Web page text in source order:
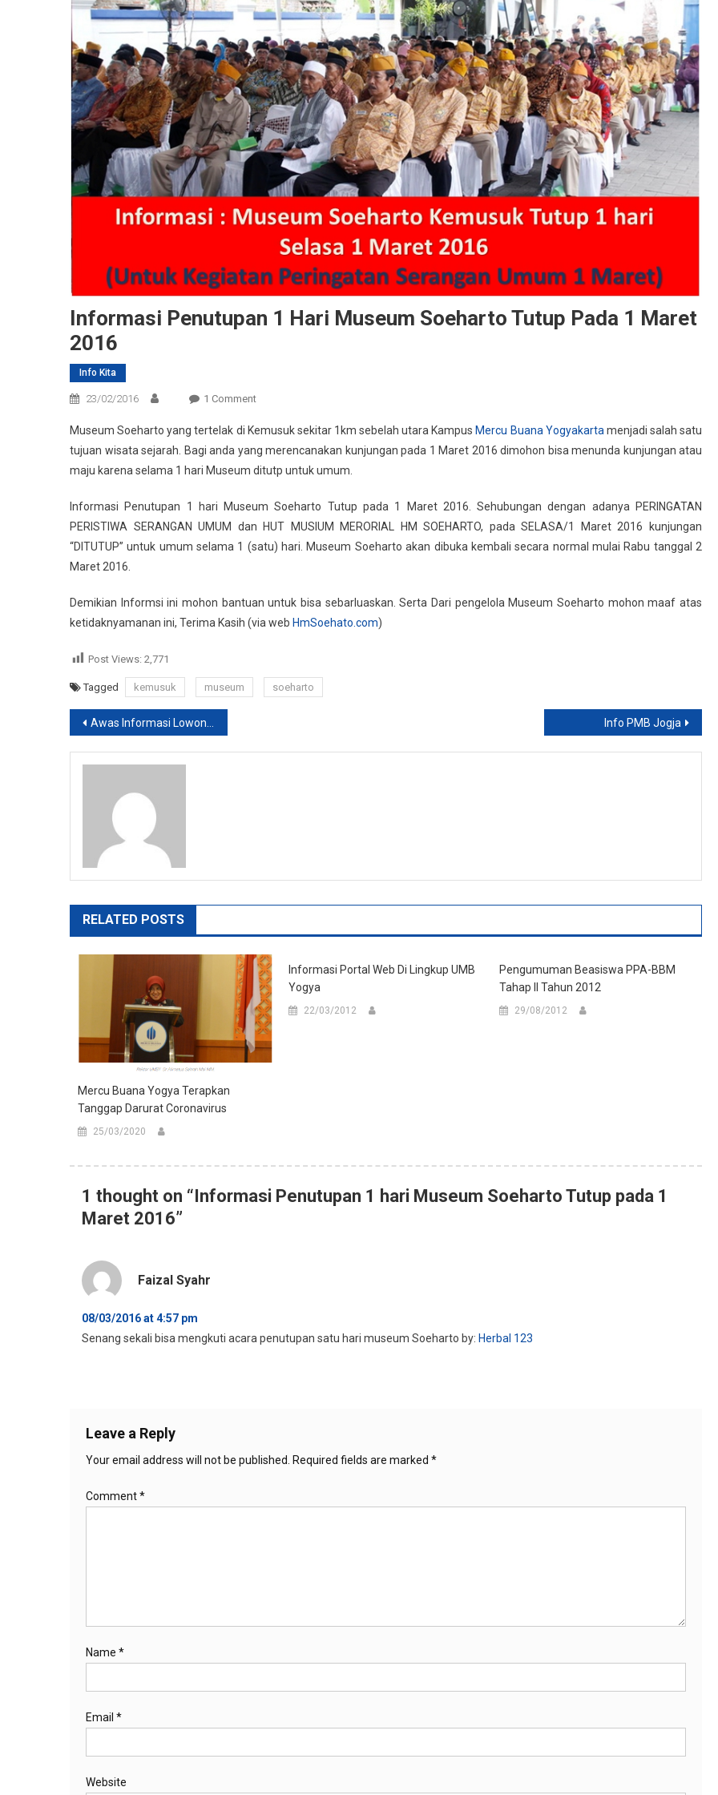
Informasi Penutupan 1 Hari Museum Soeharto Tutup Pada 1 Maret
2016
Info Kita
23/02/2016 1 CommentOn
Penutupan
1
Hari
Soeharto
Tutup
Pada
2016
Museum Soeharto yang tertelak di Kemusuk sekitar 1km sebelah utara Kampus Mercu Buana Yogyakarta menjadi salah satu
tujuan wisata sejarah. Bagi anda yang merencanakan kunjungan pada 1 Maret 2016 dimohon bisa menunda kunjungan atau
maju karena selama 1 hari Museum ditutp untuk umum.
Informasi Penutupan 1 hari Museum Soeharto Tutup pada 1 Maret 2016. Sehubungan dengan adanya PERINGATAN
PERISTIWA SERANGAN UMUM dan HUT MUSIUM MERORIAL HM SOEHARTO, pada SELASA/1 Maret 2016 kunjungan
“DITUTUP” untuk umum selama 1 (satu) hari. Museum Soeharto akan dibuka kembali secara normal mulai Rabu tanggal 2
Maret 2016.
Demikian Informsi ini mohon bantuan untuk bisa sebarluaskan. Serta Dari pengelola Museum Soeharto mohon maaf atas
ketidaknyamanan ini, Terima Kasih (via web HmSoehato.com)
Post Views: 2,771
Tagged kemusuk museum soeharto
Post
navigation
Awas Informasi Lowongan Palsu di Semen Tonasa Info PMB Jogja
RELATED POSTS
Mercu Buana Yogya Terapkan
Tanggap Darurat Coronavirus
25/03/2020
Informasi Portal Web Di Lingkup UMB
Yogya
22/03/2012
Pengumuman Beasiswa PPA-BBM
Tahap II Tahun 2012
29/08/2012
1 thought on “Informasi Penutupan 1 hari Museum Soeharto Tutup pada 1
Maret 2016”
Faizal Syahr
08/03/2016 at 4:57 pm
Senang sekali bisa mengkuti acara penutupan satu hari museum Soeharto by: Herbal 123
Leave a Reply
Your email address will not be published. Required fields are marked *
Comment*
Name *
Email *
Website